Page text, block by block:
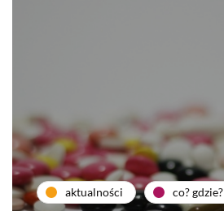
aktualności co?